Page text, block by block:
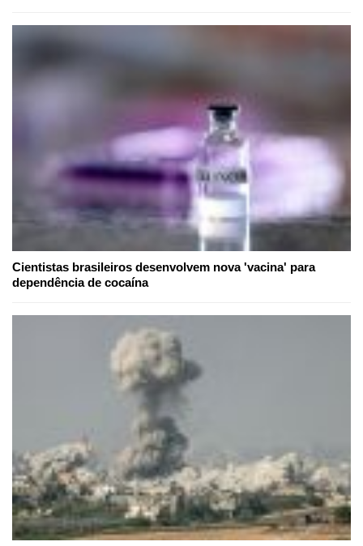
Cientistas brasileiros desenvolvem nova 'vacina' para
dependência de cocaína